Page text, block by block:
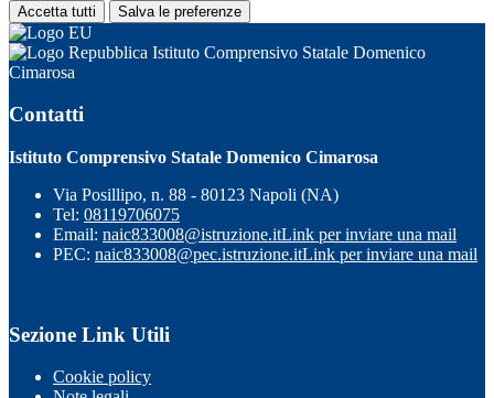
Accetta tutti Salva le preferenze
Istituto Comprensivo Statale Domenico
Cimarosa
Contatti
Istituto Comprensivo Statale Domenico Cimarosa
Via Posillipo, n. 88 - 80123 Napoli (NA)
Tel: 08119706075
Email: naic833008@istruzione.itLink per inviare una mail
PEC: naic833008@pec.istruzione.itLink per inviare una mail
Sezione Link Utili
Cookie policy